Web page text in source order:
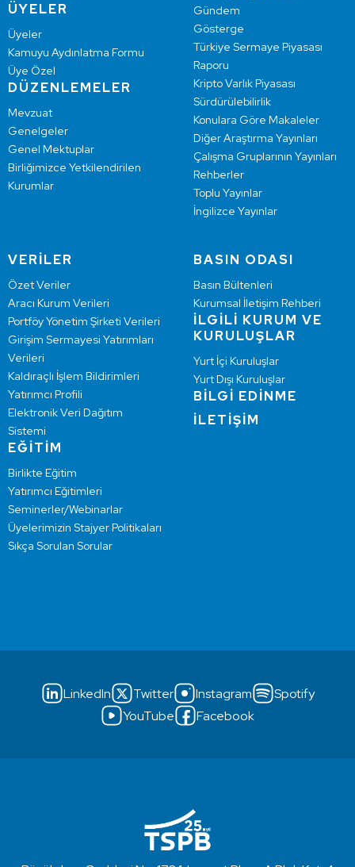
ÜYELER
Üyeler
Kamuyu Aydınlatma Formu
Üye Özel
DÜZENLEMELER
Mevzuat
Genelgeler
Genel Mektuplar
Birliğimizce Yetkilendirilen
Kurumlar
Gündem
Gösterge
Türkiye Sermaye Piyasası
Raporu
Kripto Varlık Piyasası
Sürdürülebilirlik
Konulara Göre Makaleler
Diğer Araştırma Yayınları
Çalışma Gruplarının Yayınları
Rehberler
Toplu Yayınlar
İngilizce Yayınlar
VERİLER
Özet Veriler
Aracı Kurum Verileri
Portföy Yönetim Şirketi Verileri
Girişim Sermayesi Yatırımları
Verileri
Kaldıraçlı İşlem Bildirimleri
Yatırımcı Profili
Elektronik Veri Dağıtım
Sistemi
EĞİTİM
Birlikte Eğitim
Yatırımcı Eğitimleri
Seminerler/Webinarlar
Üyelerimizin Stajyer Politikaları
Sıkça Sorulan Sorular
BASIN ODASI
Basın Bültenleri
Kurumsal İletişim Rehberi
İLGİLİ KURUM VE
KURULUŞLAR
Yurt İçi Kuruluşlar
Yurt Dışı Kuruluşlar
BİLGİ EDİNME
İLETİŞİM
LinkedIn Twitter Instagram
Spotify
YouTube
Facebook